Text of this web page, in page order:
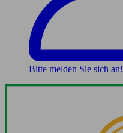
Bitte melden Sie sich an!